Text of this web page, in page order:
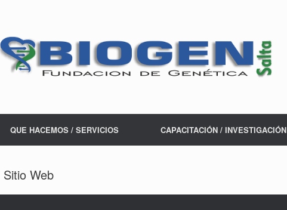
QUE HACEMOS / SERVICIOS CAPACITACIÓN / INVESTIGACIÓN
Web